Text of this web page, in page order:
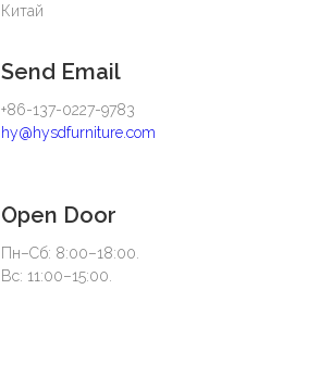
Китай
Send Email
+86-137-0227-9783
hy@hysdfurniture.com
Open Door
Пн–Сб: 8:00–18:00.
Вс: 11:00–15:00.